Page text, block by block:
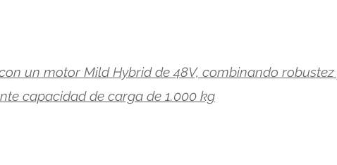
un motor Mild Hybrid de 48V, combinando robustez
capacidad de carga de 1.000 kg